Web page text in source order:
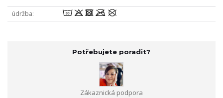
údržba wodmU
Potřebujete poradit?
Zákaznická podpora